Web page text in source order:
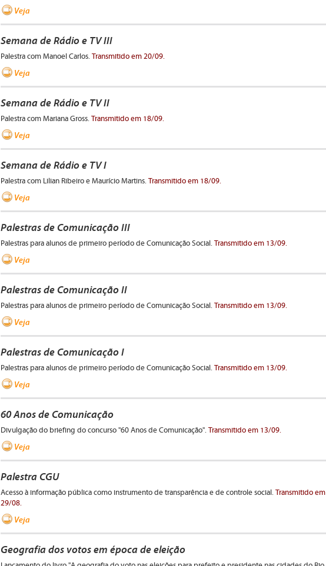
Veja
Semana de Rádio e TV III
Palestra com Manoel Carlos. Transmitido em 20/09.
Veja
Semana de Rádio e TV II
Palestra com Mariana Gross. Transmitido em 18/09.
Veja
Semana de Rádio e TV I
Palestra com Lilian Ribeiro e Maurício Martins. Transmitido em 18/09.
Veja
Palestras de Comunicação III
Palestras para alunos de primeiro período de Comunicação Social. Transmitido em 13/09.
Veja
Palestras de Comunicação II
Palestras para alunos de primeiro período de Comunicação Social. Transmitido em 13/09.
Veja
Palestras de Comunicação I
Palestras para alunos de primeiro período de Comunicação Social. Transmitido em 13/09.
Veja
60 Anos de Comunicação
Divulgação do briefing do concurso "60 Anos de Comunicação". Transmitido em 13/09.
Veja
Palestra CGU
Acesso à informação pública como instrumento de transparência e de controle social. Transmitido em
29/08.
Veja
Geografia dos votos em época de eleição